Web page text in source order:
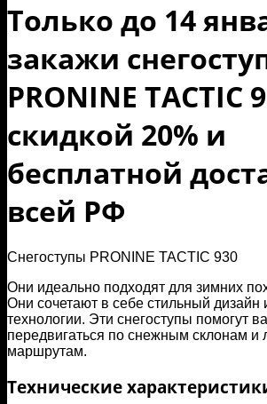
Только до 14
закажи
PRONINE TACTIC
скидкой 20% и
бесплатной
всей РФ
Снегоступы PRONINE TACTIC 930
Они идеально подходят для зимних
Они сочетают в себе стильный дизайн
технологии. Эти снегоступы помогут
передвигаться по снежным склонам и
маршрутам.
Технические